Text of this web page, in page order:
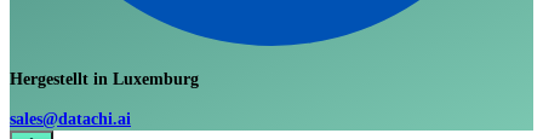
Hergestellt in Luxemburg
sales@datachi.ai